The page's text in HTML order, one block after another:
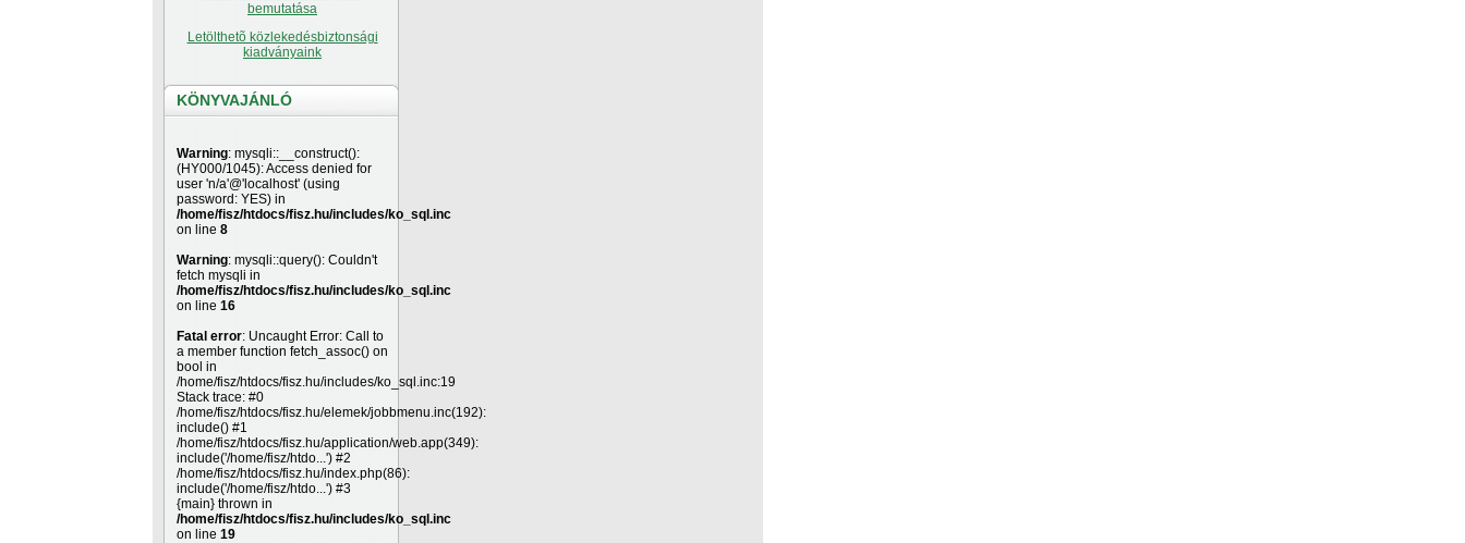
bemutatása
Letölthetõ közlekedésbiztonsági
kiadványaink
KÖNYVAJÁNLÓ
Warning: mysqli::__construct():
(HY000/1045): Access denied for
user 'n/a'@'localhost' (using
password: YES) in
/home/fisz/htdocs/fisz.hu/includes/ko_sql.inc
on line 8
Warning: mysqli::query(): Couldn't
fetch mysqli in
/home/fisz/htdocs/fisz.hu/includes/ko_sql.inc
on line 16
Fatal error: Uncaught Error: Call to
a member function fetch_assoc() on
bool in
/home/fisz/htdocs/fisz.hu/includes/ko_sql.inc:19
Stack trace: #0
/home/fisz/htdocs/fisz.hu/elemek/jobbmenu.inc(192):
include() #1
/home/fisz/htdocs/fisz.hu/application/web.app(349):
include('/home/fisz/htdo...') #2
/home/fisz/htdocs/fisz.hu/index.php(86):
include('/home/fisz/htdo...') #3
{main} thrown in
/home/fisz/htdocs/fisz.hu/includes/ko_sql.inc
on line 19